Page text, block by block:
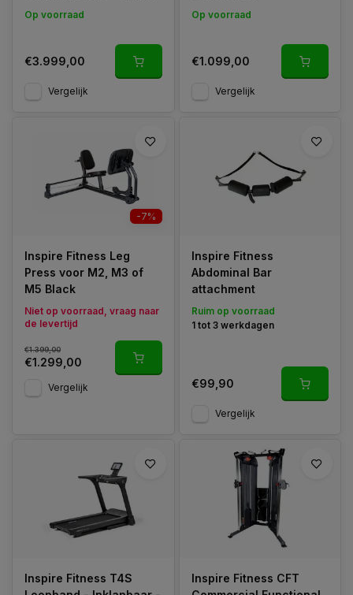
Montage
Op voorraad
€3.999,00
Vergelijk
Op voorraad
€1.099,00
Vergelijk
-7%
Inspire Fitness Leg
Press voor M2, M3 of
M5 Black
Niet op voorraad, vraag naar
de levertijd
€1.399,00
€1.299,00
Vergelijk
Inspire Fitness
Abdominal Bar
attachment
Ruim op voorraad
1 tot 3 werkdagen
€99,90
Vergelijk
Inspire Fitness T4S
Inspire Fitness CFT